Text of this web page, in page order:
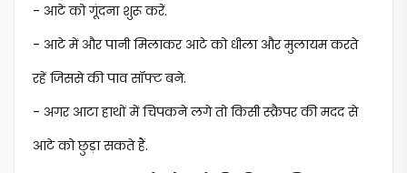
- आटे को गूंदना शुरू करें.
- आटे में और पानी मिलाकर आटे को धीला और मुलायम करते
रहें जिससे की पाव सॉफ्ट बने.
- अगर आटा हाथों में चिपकने लगे तो किसी स्क्रैपर की मदद से
आटे को छुड़ा सकते हैं.